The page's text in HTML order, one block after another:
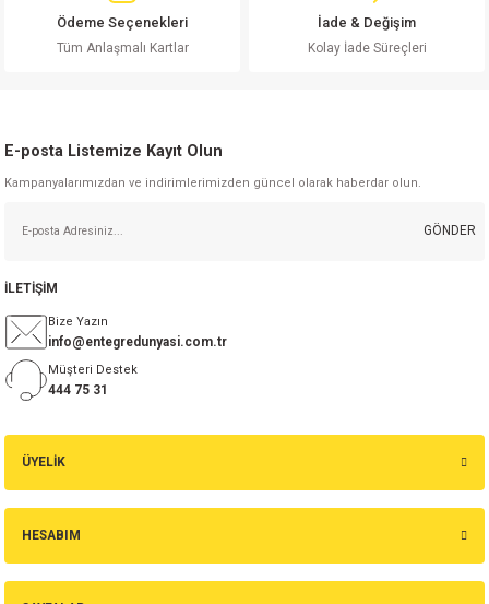
Ödeme Seçenekleri
Tüm Anlaşmalı Kartlar
İade & Değişim
Kolay İade Süreçleri
E-posta Listemize Kayıt Olun
Kampanyalarımızdan ve indirimlerimizden güncel olarak haberdar olun.
GÖNDER
ÜYELİK
HESABIM
İLETİŞİM
Bize Yazın
info@entegredunyasi.com.tr
Müşteri Destek
444 75 31